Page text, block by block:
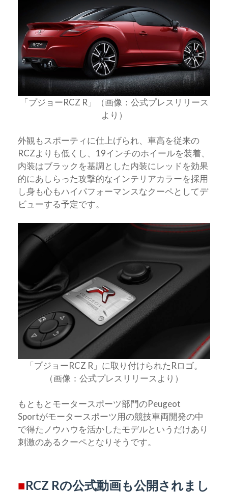
「プジョーRCZ R」（画像：公式プレスリリース
より）
外観もスポーティに仕上げられ、車高を従来の
RCZよりも低くし、19インチのホイールを装着、
内装はブラックを基調とした内装にレッドを効果
的にあしらった攻撃的なインテリアカラーを採用
し身も心もハイパフォーマンスなクーペとしてデ
ビューする予定です。
「プジョーRCZ R」に取り付けられたRロゴ。
（画像：公式プレスリリースより）
もともとモータースポーツ部門のPeugeot
Sportがモータースポーツ用の競技車両開発の中
で得たノウハウを活かしたモデルというだけあり
刺激のあるクーペとなりそうです。
■RCZ Rの公式動画も公開されまし